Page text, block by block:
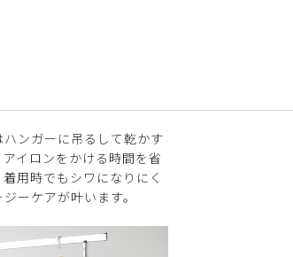
ハンガーに吊るして乾かす
アイロンをかける時間を省
着用時でもシワになりにく
ーケアが叶います。